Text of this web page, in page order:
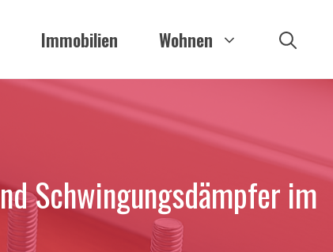
Immobilien Wohnen
Schwingungsdämpfer im